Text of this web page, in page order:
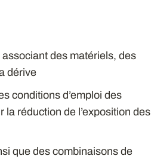
des matériels, des
dérive
conditions d’emploi des
réduction de l’exposition des
que des combinaisons de